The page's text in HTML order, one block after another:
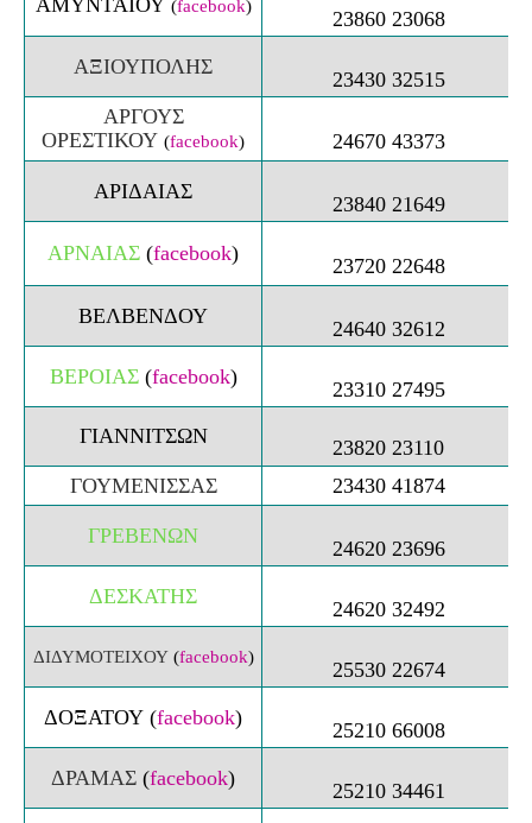
(facebook)
23860 23068
ΑΞΙΟΥΠΟΛΗΣ
23430 32515
ΑΡΓΟΥΣ
ΟΡΕΣΤΙΚΟΥ (facebook) 24670 43373
ΑΡΙΔΑΙΑΣ
23840 21649
ΑΡΝΑΙΑΣ (facebook)
23720 22648
ΒΕΛΒΕΝΔΟΥ
24640 32612
ΒΕΡΟΙΑΣ(facebook)
23310 27495
ΓΙΑΝΝΙΤΣΩΝ
23820 23110
ΓΟΥΜΕΝΙΣΣΑΣ
23430 41874
ΓΡΕΒΕΝΩΝ
24620 23696
ΔΕΣΚΑΤΗΣ
24620 32492
ΔΙΔΥΜΟΤΕIXΟΥ (facebook)
25530 22674
ΔΟΞΑΤΟΥ (facebook)
25210 66008
ΔΡΑΜΑΣ (facebook)
25210 34461